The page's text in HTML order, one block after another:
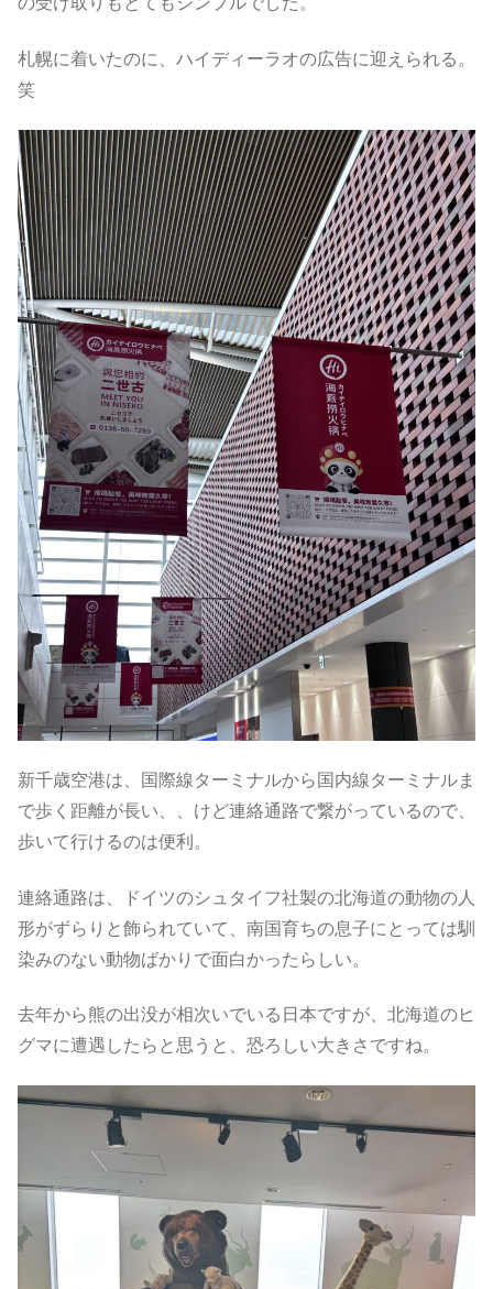
札幌に着いたのに、ハイディーラオの広告に迎えられる。
笑
新千歳空港は、国際線ターミナルから国内線ターミナルま
で歩く距離が長い、、けど連絡通路で繋がっているので、
歩いて行けるのは便利。
連絡通路は、ドイツのシュタイフ社製の北海道の動物の人
形がずらりと飾られていて、南国育ちの息子にとっては馴
染みのない動物ばかりで面白かったらしい。
去年から熊の出没が相次いでいる日本ですが、北海道のヒ
グマに遭遇したらと思うと、恐ろしい大きさですね。